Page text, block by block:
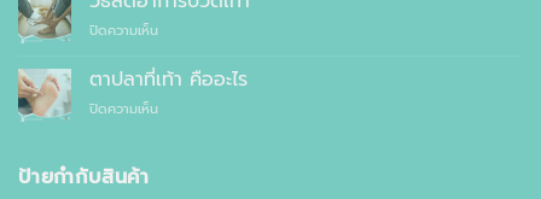
สำเร็จรูป
ทั่วไป
ไหน
กับ
รองเท้า
ต่าง
อย่างไร
ปิดความเห็นบน
ลด
อาการ
ปวด
ตาปลาที่เท้า คืออะไร
ปิดความเห็นบน
ป้ายกำกับสินค้า